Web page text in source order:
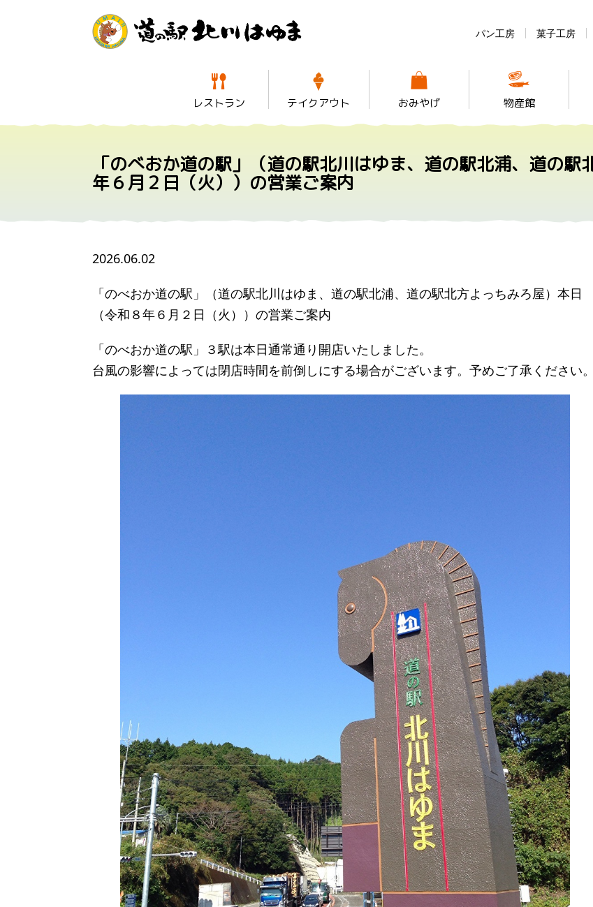
パン工房 菓子工房
レストラン テイクアウト おみやげ 物産館
「のべおか道の駅」（道の駅北川はゆま、道の駅北浦、道の
年６月２日（火））の営業ご案内
2026.06.02
「のべおか道の駅」（道の駅北川はゆま、道の駅北浦、道の駅北方よっちみろ屋）本日
（令和８年６月２日（火））の営業ご案内
「のべおか道の駅」３駅は本日通常通り開店いたしました。
台風の影響によっては閉店時間を前倒しにする場合がございます。予めご了承ください。